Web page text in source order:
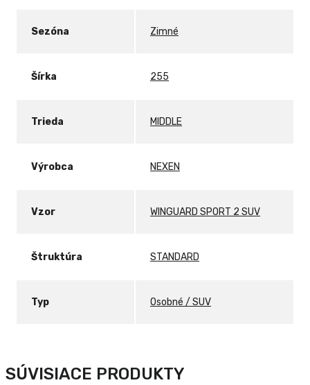
Sezóna Zimné
Šírka 255
Trieda MIDDLE
Výrobca NEXEN
Vzor WINGUARD SPORT 2 SUV
Štruktúra STANDARD
Typ Osobné / SUV
SÚVISIACE PRODUKTY